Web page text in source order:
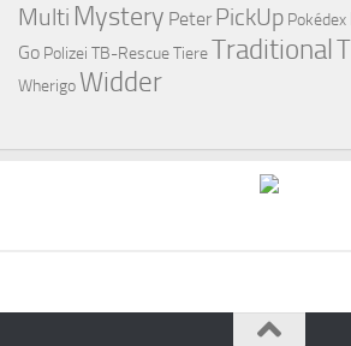
Multi Mystery Peter PickUp Pokédex
Go Polizei TB-RescueTiereTraditional
Wherigo Widder